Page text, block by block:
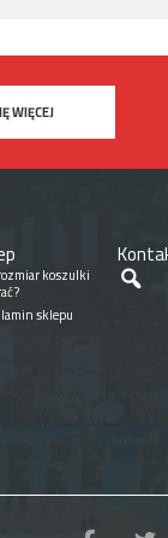
WIĘCEJ
koszulki
sklepu